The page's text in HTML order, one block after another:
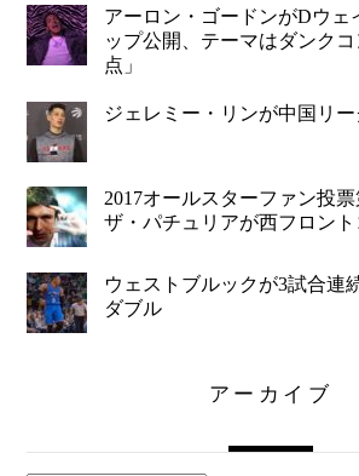
アーロン・ゴードンがDウェ
ップ公開、テーマはダンク
点」
ジェレミー・リンが中国リ
2017オールスターファン投
ザ・パチュリアが西フロン
ウェストブルックが3試合連
ダブル
アーカイブ